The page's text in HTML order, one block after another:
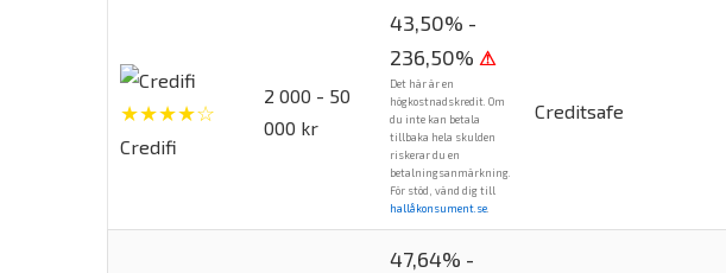
★★★★☆
Credifi
2 000 - 50
000 kr
43,50% -
236,50% ⚠
Det här är en
högkostnadskredit. Om
du inte kan betala
tillbaka hela skulden
riskerar du en
betalningsanmärkning.
För stöd, vänd dig till
hallåkonsument.se
Creditsafe
47,64% -